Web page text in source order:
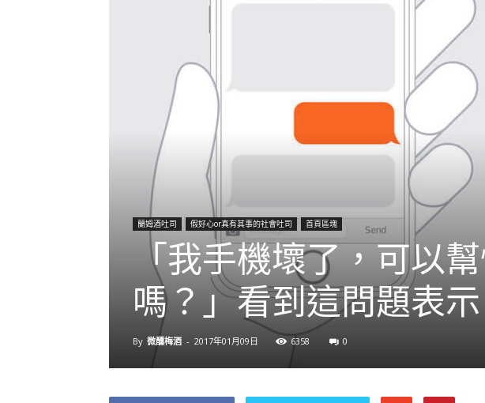
蘭姆酒吐司 假好心or真有其事的社會吐司 首頁區塊
「我手機壞了，可以
嗎？」看到這問題表
By 微醺梅酒 - 2017年01月09日 6358 0